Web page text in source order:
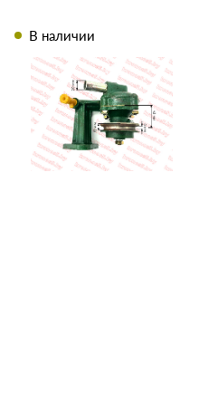
В наличии